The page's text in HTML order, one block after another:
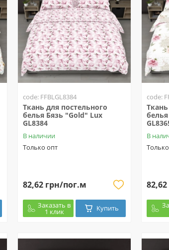
code: FFBLGL8384
Ткань для постельного
белья Бязь "Gold" Lux
GL8384
В наличии
Только опт
82,62 грн/пог.м
Заказать в
1 клик Купить
code:
В